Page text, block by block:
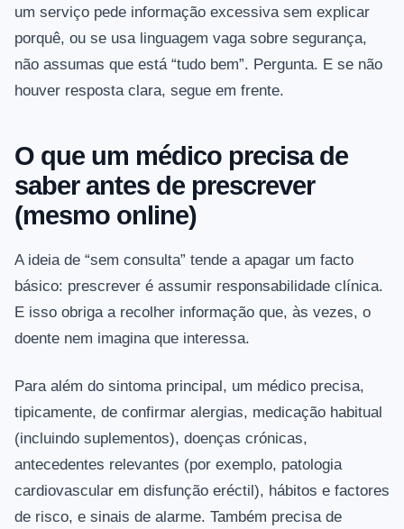
um serviço pede informação excessiva sem explicar
porquê, ou se usa linguagem vaga sobre segurança,
não assumas que está “tudo bem”. Pergunta. E se não
houver resposta clara, segue em frente.
O que um médico precisa de
saber antes de prescrever
(mesmo online)
A ideia de “sem consulta” tende a apagar um facto
básico: prescrever é assumir responsabilidade clínica.
E isso obriga a recolher informação que, às vezes, o
doente nem imagina que interessa.
Para além do sintoma principal, um médico precisa,
tipicamente, de confirmar alergias, medicação habitual
(incluindo suplementos), doenças crónicas,
antecedentes relevantes (por exemplo, patologia
cardiovascular em disfunção eréctil), hábitos e factores
de risco, e sinais de alarme. Também precisa de